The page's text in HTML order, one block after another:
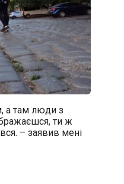
а там люди з
ти ж
– заявив мені